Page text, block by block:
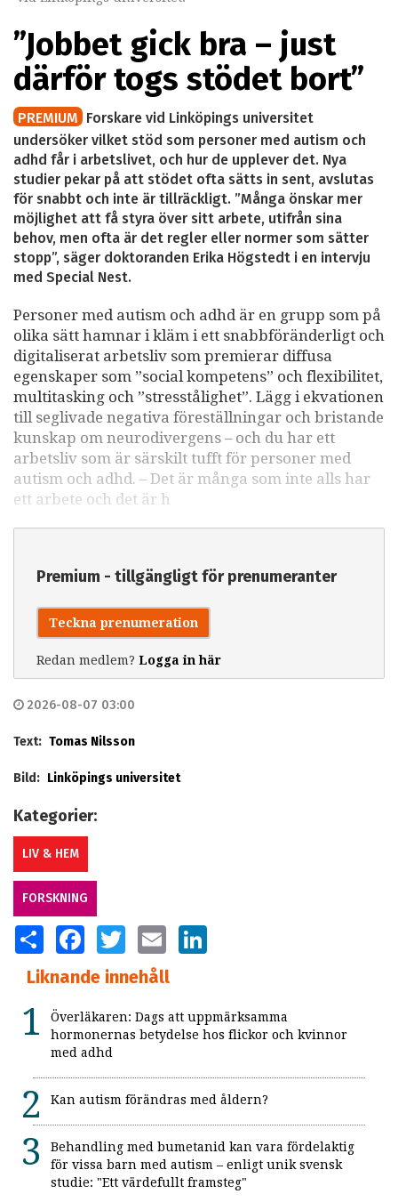
”Jobbet gick bra – just
därför togs stödet bort”
PREMIUM Forskare vid Linköpings universitet
undersöker vilket stöd som personer med autism och
adhd får i arbetslivet, och hur de upplever det. Nya
studier pekar på att stödet ofta sätts in sent, avslutas
för snabbt och inte är tillräckligt. ”Många önskar mer
möjlighet att få styra över sitt arbete, utifrån sina
behov, men ofta är det regler eller normer som sätter
stopp”, säger doktoranden Erika Högstedt i en intervju
med Special Nest.
Personer med autism och adhd är en grupp som på
olika sätt hamnar i kläm i ett snabbföränderligt och
digitaliserat arbetsliv som premierar diffusa
egenskaper som ”social kompetens” och flexibilitet,
multitasking och ”stresstålighet”. Lägg i ekvationen
till seglivade negativa föreställningar och bristande
kunskap om neurodivergens – och du har ett
arbetsliv som är särskilt tufft för personer med
autism och adhd. – Det är många som inte alls har
ett arbete och det är h
Premium - tillgängligt för prenumeranter
Teckna prenumeration
Redan medlem? Logga in här
2026-08-07 03:00
Text: Tomas Nilsson
Bild: Linköpings universitet
Kategorier:
LIV & HEM
FORSKNING
SHARE FACEBOOKTWITTER EMAIL
Liknande innehåll
Överläkaren: Dags att uppmärksamma
hormonernas betydelse hos flickor och kvinnor
med adhd
Kan autism förändras med åldern?
Behandling med bumetanid kan vara fördelaktig
för vissa barn med autism – enligt unik svensk
studie: "Ett värdefullt framsteg"